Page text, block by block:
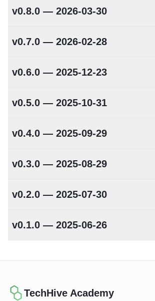
v0.8.0 — 2026-03-30
v0.7.0 — 2026-02-28
v0.6.0 — 2025-12-23
v0.5.0 — 2025-10-31
v0.4.0 — 2025-09-29
v0.3.0 — 2025-08-29
v0.2.0 — 2025-07-30
v0.1.0 — 2025-06-26
TechHive Academy